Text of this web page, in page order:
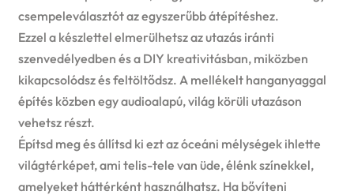
csempeleválasztót az egyszerűbb átépítéshez.
Ezzel a készlettel elmerülhetsz az utazás iránti
szenvedélyedben és a DIY kreativitásban, miközben
kikapcsolódsz és feltöltődsz. A mellékelt hanganyaggal
építés közben egy audioalapú, világ körüli utazáson
vehetsz részt.
Építsd meg és állítsd ki ezt az óceáni mélységek ihlette
világtérképet, ami telis-tele van üde, élénk színekkel,
amelyeket háttérként használhatsz. Ha bővíteni